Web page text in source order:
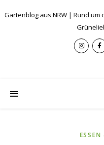
Gartenblog aus NRW | Rund